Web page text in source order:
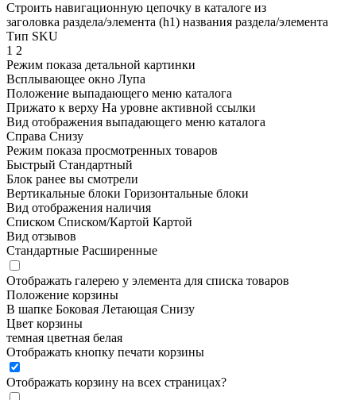
Строить навигационную цепочку в каталоге из
заголовка раздела/элемента (h1) названия раздела/элемента
Тип SKU
1 2
Режим показа детальной картинки
Всплывающее окно Лупа
Положение выпадающего меню каталога
Прижато к верху На уровне активной ссылки
Вид отображения выпадающего меню каталога
Справа Снизу
Режим показа просмотренных товаров
Быстрый Стандартный
Блок ранее вы смотрели
Вертикальные блоки Горизонтальные блоки
Вид отображения наличия
Списком Списком/Картой Картой
Вид отзывов
Стандартные Расширенные
Отображать галерею у элемента для списка товаров
Положение корзины
В шапке Боковая Летающая Снизу
Цвет корзины
темная цветная белая
Отображать кнопку печати корзины
Отображать корзину на всех страницах?